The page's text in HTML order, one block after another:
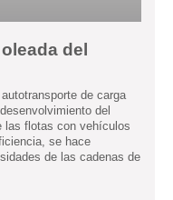
del
de carga
del
las flotas con vehículos
se hace
de las cadenas de